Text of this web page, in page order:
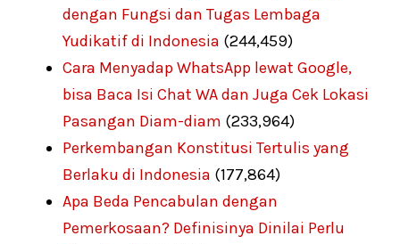
dengan Fungsi dan Tugas Lembaga
Yudikatif di Indonesia (244,459)
Cara Menyadap WhatsApp lewat Google,
bisa Baca Isi Chat WA dan Juga Cek Lokasi
Pasangan Diam-diam (233,964)
Perkembangan Konstitusi Tertulis yang
Berlaku di Indonesia (177,864)
Apa Beda Pencabulan dengan
Pemerkosaan? Definisinya Dinilai Perlu